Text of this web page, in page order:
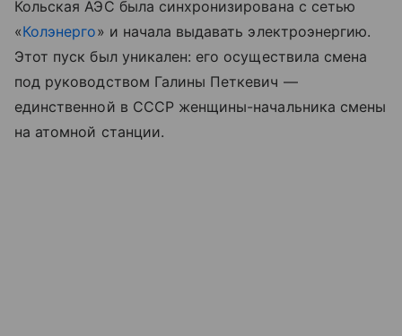
Кольская АЭС была синхронизирована с сетью
«Колэнерго» и начала выдавать электроэнергию.
Этот пуск был уникален: его осуществила смена
под руководством Галины Петкевич —
единственной в СССР женщины-начальника смены
на атомной станции.